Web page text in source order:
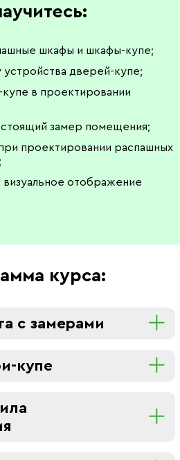
шкафы и шкафы-купе;
дверей-купе;
в проектировании
замер помещения;
проектировании распашных
отображение
курса:
с замерами
купе